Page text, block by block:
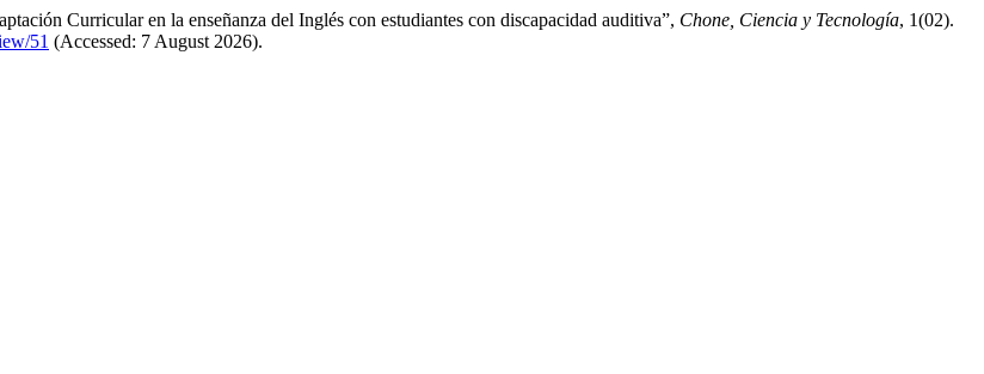
Curricular en la enseñanza del Inglés con estudiantes con discapacidad auditiva”, Chone, Ciencia y Tecnología, 1(02).
51 (Accessed: 7 August 2026).